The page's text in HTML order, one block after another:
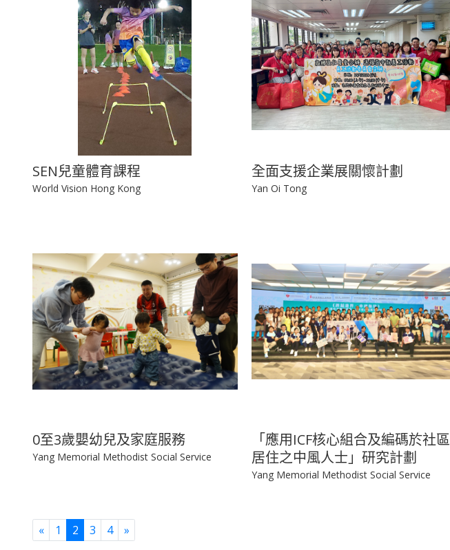
SEN兒童體育課程
World Vision Hong Kong
全面支援企業展關懷計劃
Yan Oi Tong
0至3歲嬰幼兒及家庭服務
Yang Memorial Methodist Social Service
「應用ICF核心組合及編碼於社區
居住之中風人士」研究計劃
Yang Memorial Methodist Social Service
«Previous
1 2 3 4 »Next